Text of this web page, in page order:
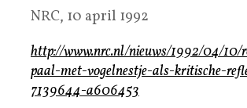
NRC, 10 april 1992
http://www.nrc.nl/nieuws/1992/04/
paal-met-vogelnestje-als-kritische-
7139644-a606453